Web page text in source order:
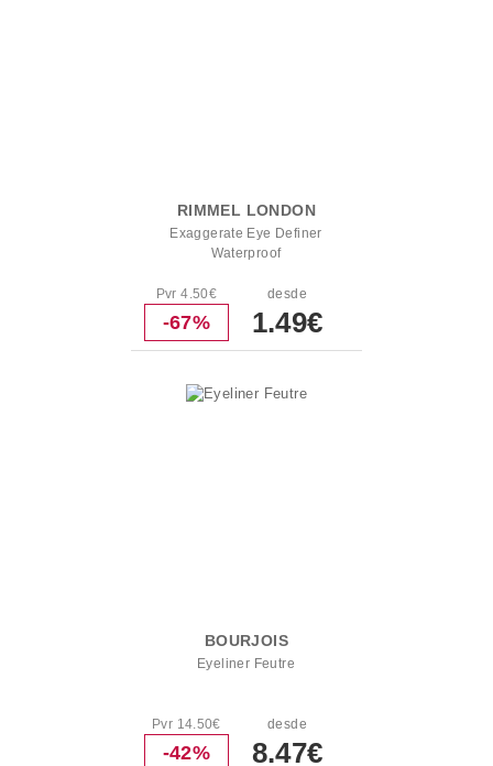
RIMMEL LONDON
Exaggerate Eye Definer
Waterproof
Pvr 4.50€
-67%
desde
1.49€
BOURJOIS
Eyeliner Feutre
Pvr 14.50€
-42%
desde
8.47€